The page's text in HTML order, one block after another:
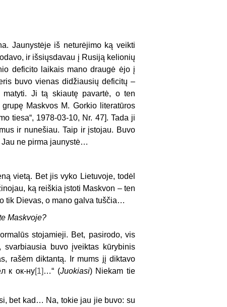
Jaunystėje iš neturėjimo ką veikti
ir išsiųsdavau į Rusiją kelionių
deficito laikais mano draugė ėjo į
buvo vienas didžiausių deficitų –
Ji tą skiautę pavartė, o ten
Maskvos M. Gorkio literatūros
tiesa“, 1978-03-10, Nr. 47]. Tada ji
ir nunešiau. Taip ir įstojau. Buvo
Jau ne pirma jaunystė…
vietą. Bet jis vyko Lietuvoje, todėl
ką reiškia įstoti Maskvon – ten
tik Dievas, o mano galva tuščia…
Maskvoje?
stojamieji. Bet, pasirodo, vis
buvo įveiktas kūrybinis
rašėm diktantą. Ir mums jį diktavo
к ок-ну[1] …“ (Juokiasi) Niekam tie
bet kad… Na, tokie jau jie buvo: su